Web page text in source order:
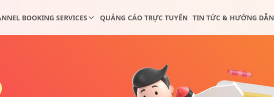
BOOKING SERVICES QUẢNG CÁO TRỰC TUYẾN TIN TỨC & HƯỚNG DẪN